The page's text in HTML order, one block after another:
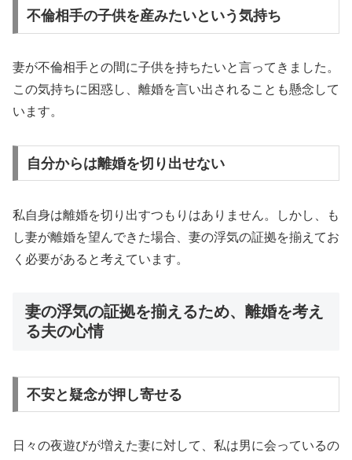
不倫相手の子供を産みたいという気持ち
妻が不倫相手との間に子供を持ちたいと言ってきました。
この気持ちに困惑し、離婚を言い出されることも懸念して
います。
自分からは離婚を切り出せない
私自身は離婚を切り出すつもりはありません。しかし、も
し妻が離婚を望んできた場合、妻の浮気の証拠を揃えてお
く必要があると考えています。
妻の浮気の証拠を揃えるため、離婚を考え
る夫の心情
不安と疑念が押し寄せる
日々の夜遊びが増えた妻に対して、私は男に会っているの